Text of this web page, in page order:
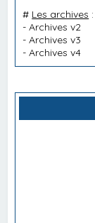
# Les archives :
-Archives v2
-Archives v3
-Archives v4